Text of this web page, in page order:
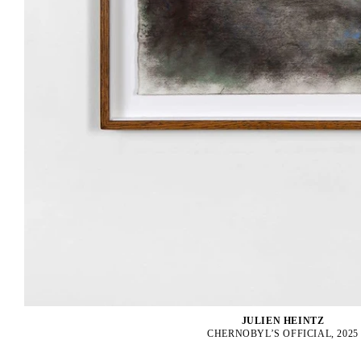
JULIEN HEINTZ
CHERNOBYL’S OFFICIAL, 2025